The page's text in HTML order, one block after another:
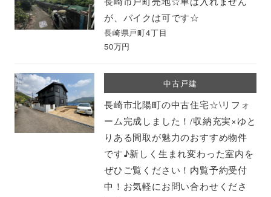
が、バイクは可です☆
長崎県戸町4丁目
50万円
中古戸建
長崎市北陽町の中古住宅☆\リフォ
ーム完成しました！/収納充実×ゆと
りある間取が魅力のおすすめ物件
です♪新しく生まれ変わった室内を
ぜひご覧ください！内覧予約受付
中！お気軽にお問い合わせくださ